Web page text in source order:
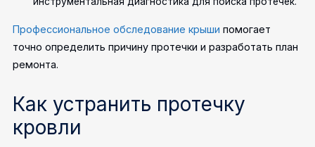
Профессиональное обследование крыши помогает
точно определить причину протечки и разработать план
ремонта.
Как устранить протечку
кровли